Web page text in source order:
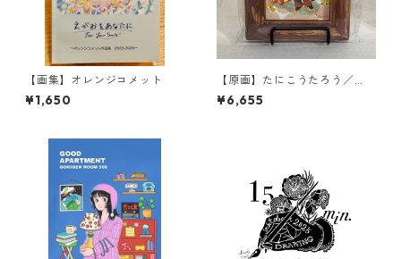
【画集】オレンジコメット
¥1,650
【原画】たにこうたろう／
『大きな葉っぱ！』
¥6,655